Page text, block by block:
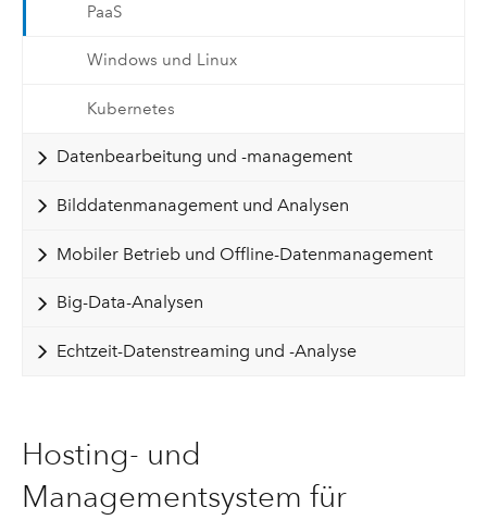
PaaS
Windows und Linux
Kubernetes
Datenbearbeitung und -management
Bilddatenmanagement und Analysen
Mobiler Betrieb und Offline-Datenmanagement
Big-Data-Analysen
Echtzeit-Datenstreaming und -Analyse
Hosting- und
Managementsystem für